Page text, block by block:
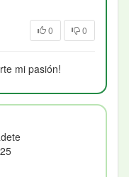
0 0
mi pasión!